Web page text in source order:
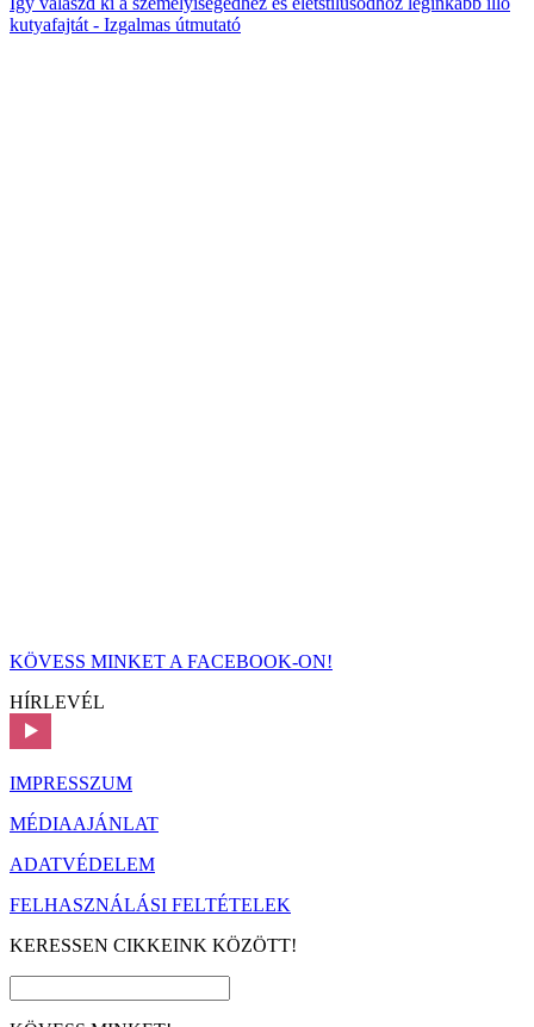
kutyafajtát - Izgalmas útmutató
KÖVESS MINKET A FACEBOOK-ON!
HÍRLEVÉL
IMPRESSZUM
MÉDIAAJÁNLAT
ADATVÉDELEM
FELHASZNÁLÁSI FELTÉTELEK
KERESSEN CIKKEINK KÖZÖTT!